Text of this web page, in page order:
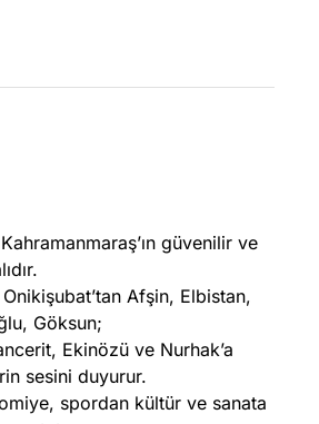
Kahramanmaraş’ın güvenilir ve
Afşin, Elbistan,
Göksun;
Ekinözü ve Nurhak’a
sesini duyurur.
spordan kültür ve sanata